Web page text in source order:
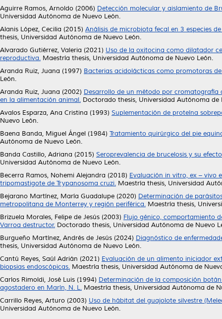
Aguirre Ramos, Arnoldo (2006) Detección molecular y aislamiento de
Universidad Autónoma de Nuevo León.
Alanis López, Cecilia (2015) Análisis de microbiota fecal en 3 especies
thesis, Universidad Autónoma de Nuevo León.
Alvarado Gutiérrez, Valeria (2021) Uso de la oxitocina como dilatador
reproductiva. Maestría thesis, Universidad Autónoma de Nuevo León.
Aranda Ruiz, Juana (1997) Bacterias acidolácticas como promotoras
León.
Aranda Ruiz, Juana (2002) Desarrollo de un método por cromatografía
en la alimentación animal. Doctorado thesis, Universidad Autónoma de
Avalos Esparza, Ana Cristina (1993) Suplementación de proteína
Nuevo León.
Baena Banda, Miguel Ángel (1984) Tratamiento quirúrgico del pie
Autónoma de Nuevo León.
Banda Castillo, Adriana (2015) Seroprevalencia de brucelosis y su
Universidad Autónoma de Nuevo León.
Becerra Ramos, Nohemi Alejandra (2018) Evaluación in vitro, ex – vivo
tripomastigote de Trypanosoma cruzi. Maestría thesis, Universidad
Bejarano Martínez, María Guadalupe (2020) Determinación de
metropolitana de Monterrey y región periférica. Maestría thesis,
Brizuela Morales, Felipe de Jesús (2003) Flujo génico, comportamiento
Varroa destructor. Doctorado thesis, Universidad Autónoma de Nuevo
Burgueño Martínez, Andrés de Jesús (2024) Diagnóstico de
thesis, Universidad Autónoma de Nuevo León.
Cantú Reyes, Saúl Adrián (2021) Evaluación de un alimento iniciador
biopsias endoscópicas. Maestría thesis, Universidad Autónoma de
Carlos Rimoldi, José Luis (1994) Determinación de la composición
agostadero en Marín, N. L. Maestría thesis, Universidad Autónoma de
Carrillo Reyes, Arturo (2003) Uso de hábitat del guajolote silvestre
Universidad Autónoma de Nuevo León.